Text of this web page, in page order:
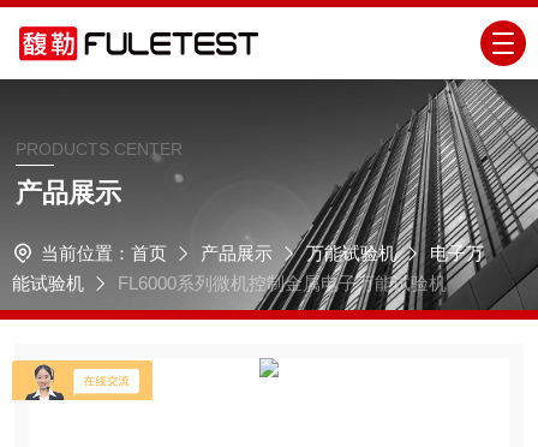
PRODUCTS CENTER
产品展示
当前位置： 首页 产品展示 万能试验机
电子万
能试验机
FL6000系列微机控制金属电子万能试验机